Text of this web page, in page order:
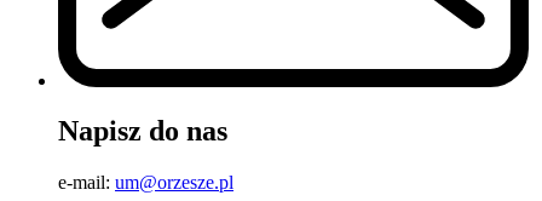
Napisz do nas
e-mail: um@orzesze.pl